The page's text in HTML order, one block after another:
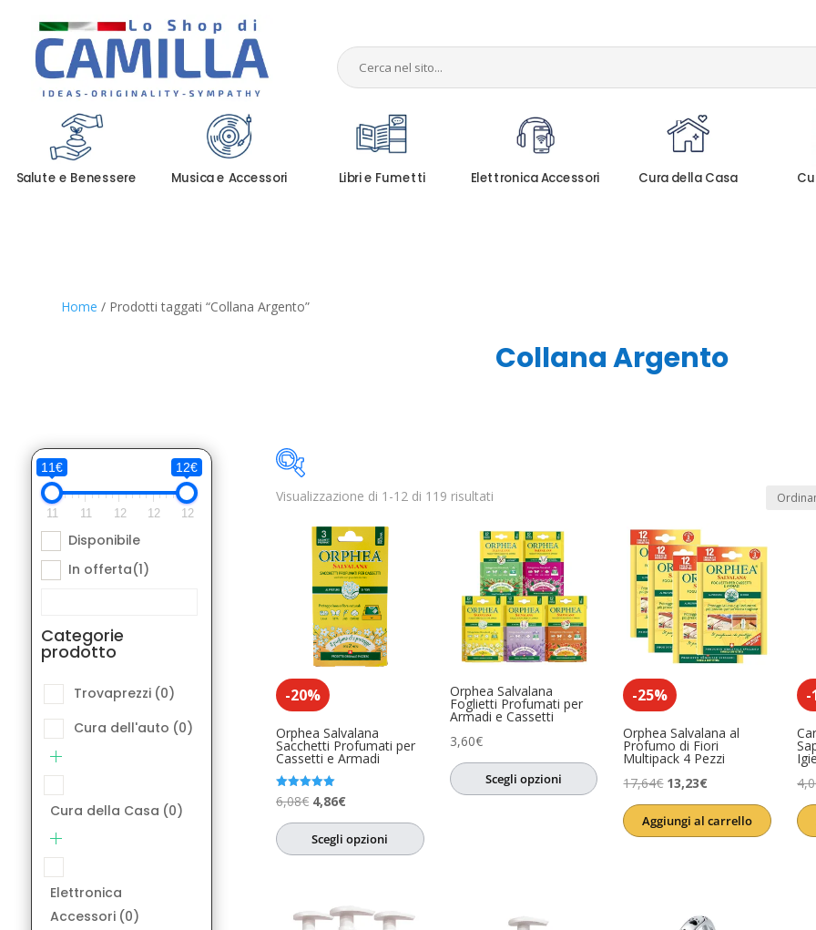
Salute e Benessere Musica e Accessori Libri e Fumetti Elettronica Accessori Cura della Casa
Home / Prodotti taggati “Collana Argento”
Collana Argento
11€ 12€
11 11 12 12 12
Disponibile
In offerta(1)
Categorie
prodotto
Trovaprezzi (0)
Cura dell'auto (0)
Cura della Casa (0)
Elettronica
Accessori (0)
Categorie prodotto
Trovaprezzi
Cura dell'auto
Cura della Casa
Elettronica Accessori(0)
Libri e Fumetti
Moda Accessori
Musica Accessori
SALDI
(0)
Product Anno Product Artista
Product Etichetta
Visualizzazione di 1-12 di 119 risultati
-20%
Orphea Salvalana
Sacchetti Profumati per
Cassetti e Armadi
Valutato
5.00
6,08€ Il
prezzo
originale
4,86€Il
prezzo
attuale
Scegli opzioni
Orphea Salvalana
Foglietti Profumati per
Armadi e Cassetti
3,60€
Scegli opzioni
-25%
Orphea Salvalana al
Profumo di Fiori
Multipack 4 Pezzi
17,64€ Il
prezzo
originale
13,23€Il
prezzo
attuale
Aggiungi al carrello
-